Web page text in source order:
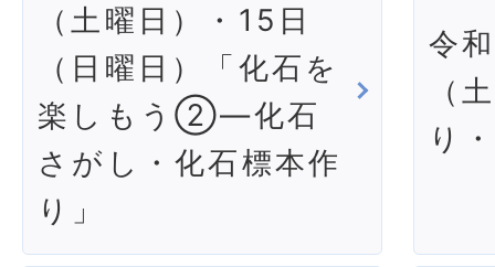
（土曜日）・15日
（日曜日）「化石を
楽しもう②―化石
さがし・化石標本作
り」
令
（
り